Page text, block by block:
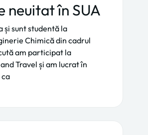
neuitat în SUA
și sunt studentă la
Chimică din cadrul
am participat la
Travel și am lucrat în